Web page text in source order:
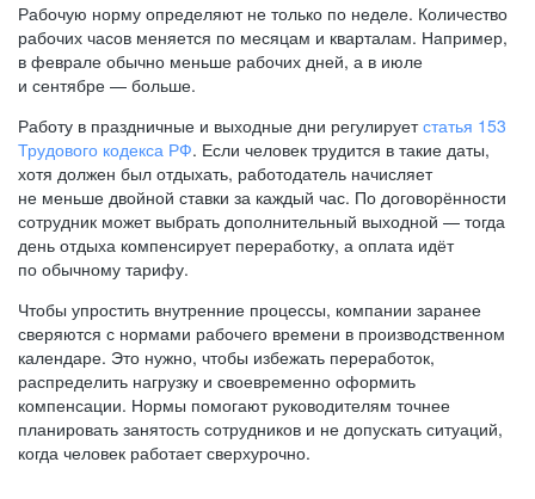
Рабочую норму определяют не только по неделе. Количество
рабочих часов меняется по месяцам и кварталам. Например,
в феврале обычно меньше рабочих дней, а в июле
и сентябре — больше.
Работу в праздничные и выходные дни регулируетстатья 153
Трудового кодекса РФ. Если человек трудится в такие даты,
хотя должен был отдыхать, работодатель начисляет
не меньше двойной ставки за каждый час. По договорённости
сотрудник может выбрать дополнительный выходной — тогда
день отдыха компенсирует переработку, а оплата идёт
по обычному тарифу.
Чтобы упростить внутренние процессы, компании заранее
сверяются с нормами рабочего времени в производственном
календаре. Это нужно, чтобы избежать переработок,
распределить нагрузку и своевременно оформить
компенсации. Нормы помогают руководителям точнее
планировать занятость сотрудников и не допускать ситуаций,
когда человек работает сверхурочно.